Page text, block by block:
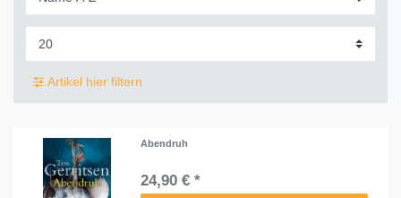
Artikel hier filtern
Abendruh
24,90 € *